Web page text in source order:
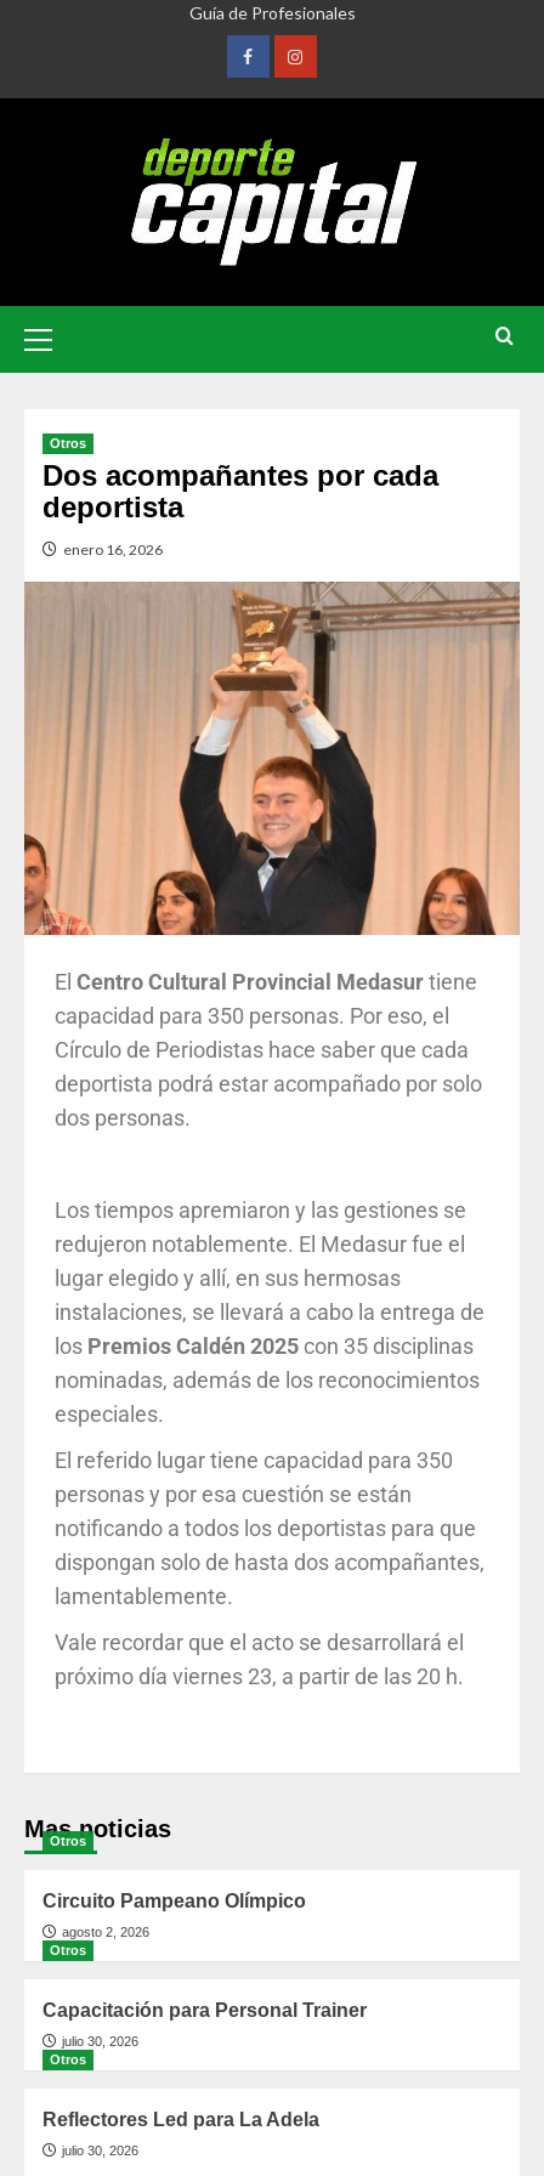
Guía de Profesionales
Otros
Dos acompañantes por cada
deportista
enero 16, 2026
El Centro Cultural Provincial Medasurtiene
capacidad para 350 personas. Por eso, el
Círculo de Periodistas hace saber que cada
deportista podrá estar acompañado por solo
dos personas.
Los tiempos apremiaron y las gestiones se
redujeron notablemente. El Medasur fue el
lugar elegido y allí, en sus hermosas
instalaciones, se llevará a cabo la entrega de
los Premios Caldén 2025 con 35 disciplinas
nominadas, además de los reconocimientos
especiales.
El referido lugar tiene capacidad para 350
personas y por esa cuestión se están
notificando a todos los deportistas para que
dispongan solo de hasta dos acompañantes,
lamentablemente.
Vale recordar que el acto se desarrollará el
próximo día viernes 23, a partir de las 20 h.
Mas noticias
Otros
Circuito Pampeano Olímpico
agosto 2, 2026
Otros
Capacitación para Personal Trainer
julio 30, 2026
Otros
Reflectores Led para La Adela
julio 30, 2026